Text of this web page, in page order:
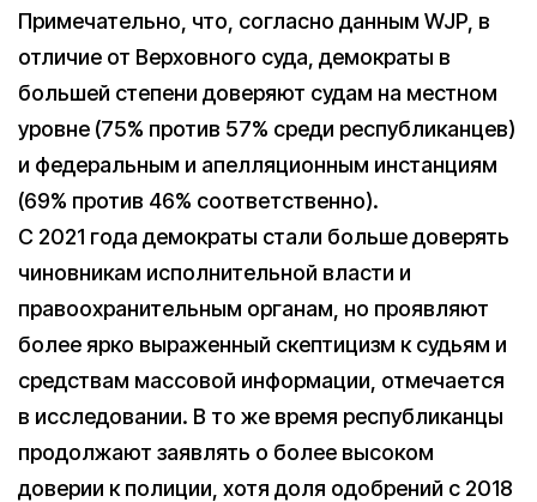
Примечательно, что, согласно данным WJP, в
отличие от Верховного суда, демократы в
большей степени доверяют судам на местном
уровне (75% против 57% среди республиканцев)
и федеральным и апелляционным инстанциям
(69% против 46% соответственно).
С 2021 года демократы стали больше доверять
чиновникам исполнительной власти и
правоохранительным органам, но проявляют
более ярко выраженный скептицизм к судьям и
средствам массовой информации, отмечается
в исследовании. В то же время республиканцы
продолжают заявлять о более высоком
доверии к полиции, хотя доля одобрений с 2018